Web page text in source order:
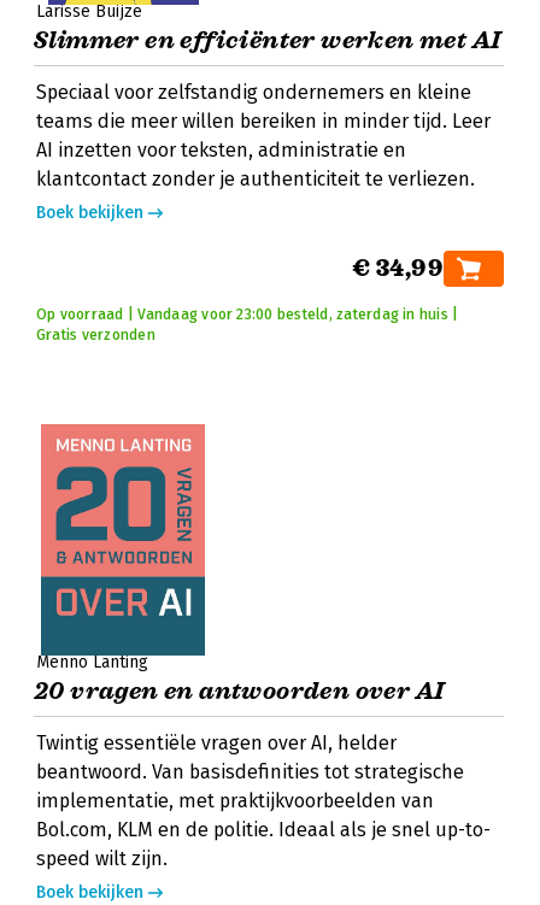
Larisse Buijze
Slimmer en efficiënter werken met AI
Speciaal voor zelfstandig ondernemers en kleine
teams die meer willen bereiken in minder tijd. Leer
AI inzetten voor teksten, administratie en
klantcontact zonder je authenticiteit te verliezen.
Boek bekijken
€ 34,99
Op voorraad | Vandaag voor 23:00 besteld, zaterdag in huis |
Gratis verzonden
Menno Lanting
20 vragen en antwoorden over AI
Twintig essentiële vragen over AI, helder
beantwoord. Van basisdefinities tot strategische
implementatie, met praktijkvoorbeelden van
Bol.com, KLM en de politie. Ideaal als je snel up-to-
speed wilt zijn.
Boek bekijken